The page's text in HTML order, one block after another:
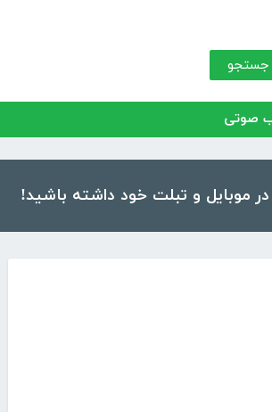
جستجو
صوتی